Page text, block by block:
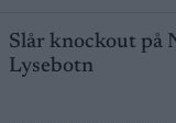
Slår knockout på
Lysebotn